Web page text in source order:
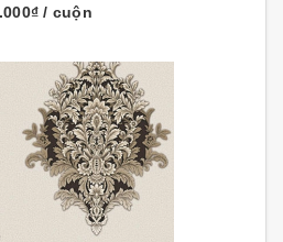
/ cuộn